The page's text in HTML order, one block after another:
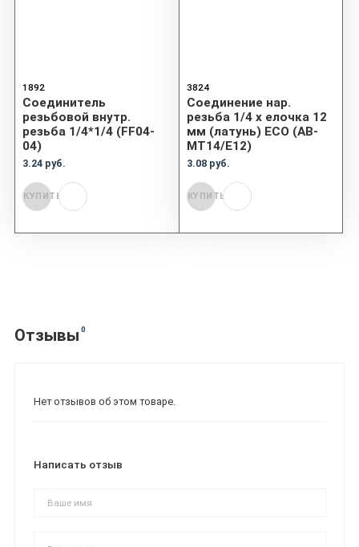
1892
Соединитель
резьбовой внутр.
резьба 1/4*1/4 (FF04-
04)
3.24 руб.
КУПИТЬ
3824
Соединение нар.
резьба 1/4 х елочка 12
мм (латунь) ECO (AB-
MT14/E12)
3.08 руб.
КУПИТЬ
Отзывы 0
Нет отзывов об этом товаре.
Написать отзыв